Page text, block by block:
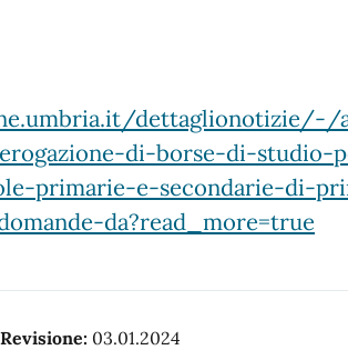
dettaglionotizie/-/
di-borse-di-studio-
primarie-e-secondarie-di-
da?read_more=true
Revisione: 03.01.2024